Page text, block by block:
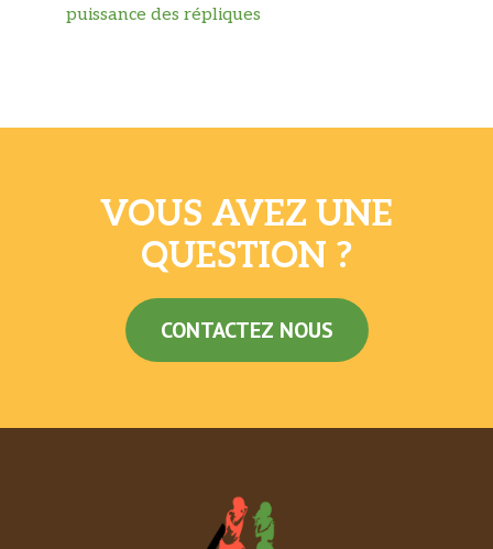
puissance des répliques
VOUS AVEZ UNE
QUESTION ?
CONTACTEZ NOUS